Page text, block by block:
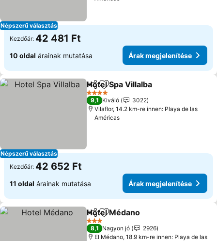
Népszerű választás
Kezdőár: 42 481 Ft
10 oldal árainak mutatása Árak megjelenítése
Népszerű választás
Megosztás
Hozzáadás a kedvencekhez
Hotel Spa Villalba
4 Kategória
9,1 Kiváló
3022
Vilaflor, 14.2 km-re innen: Playa de las
Américas
Kezdőár: 42 652 Ft
11 oldal árainak mutatása Árak megjelenítése
Megosztás
Hozzáadás a kedvencekhez
Hotel Médano
3 Kategória
8,1 Nagyon jó
2926
El Médano, 18.9 km-re innen: Playa de las